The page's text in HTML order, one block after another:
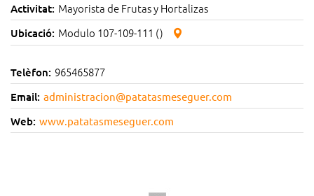
Activitat: Mayorista de Frutas y Hortalizas
Ubicació: Modulo 107-109-111 ()
Telèfon: 965465877
Email: administracion@patatasmeseguer.com
Web: www.patatasmeseguer.com